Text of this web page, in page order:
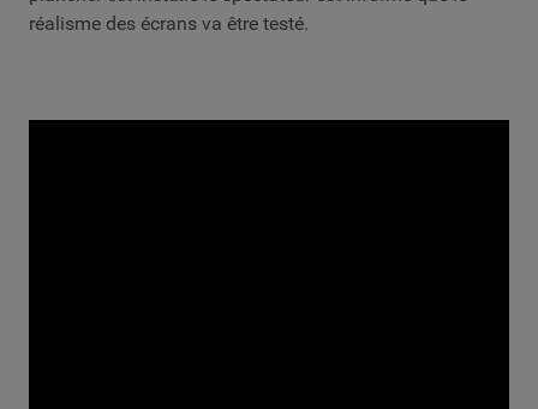
réalisme des écrans va être testé.